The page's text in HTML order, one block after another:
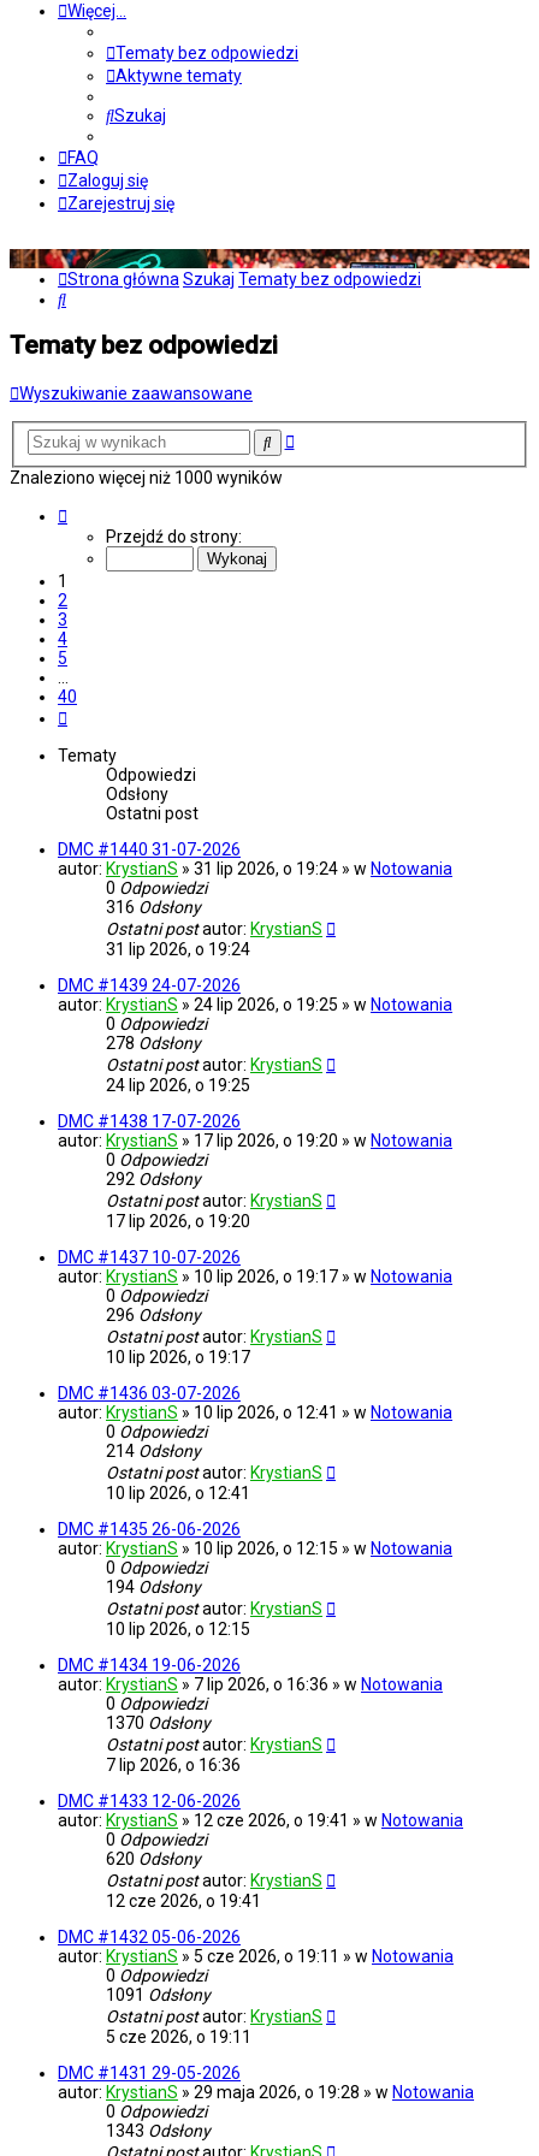
Więcej…
Tematy bez odpowiedzi
Aktywne tematy
Szukaj
FAQ
Zaloguj się
Zarejestruj się
Strona główna Szukaj Tematy bez odpowiedzi
Szukaj
Tematy bez odpowiedzi
Wyszukiwanie zaawansowane
SzukajWyszukiwanie
Znaleziono więcej niż 1000 wyników
Przejdź do strony:
1
2
3
4
5
…
40
Tematy
Odpowiedzi
Odsłony
Ostatni post
DMC #1440 31-07-2026
autor: KrystianS » 31 lip 2026, o 19:24 » w Notowania
0 Odpowiedzi
316 Odsłony
Ostatni postautor: KrystianS
31 lip 2026, o 19:24
DMC #1439 24-07-2026
autor: KrystianS » 24 lip 2026, o 19:25 » w Notowania
0 Odpowiedzi
278 Odsłony
Ostatni postautor: KrystianS
24 lip 2026, o 19:25
DMC #1438 17-07-2026
autor: KrystianS » 17 lip 2026, o 19:20 » w Notowania
0 Odpowiedzi
292 Odsłony
Ostatni postautor: KrystianS
17 lip 2026, o 19:20
DMC #1437 10-07-2026
autor: KrystianS » 10 lip 2026, o 19:17 » w Notowania
0 Odpowiedzi
296 Odsłony
Ostatni postautor: KrystianS
10 lip 2026, o 19:17
DMC #1436 03-07-2026
autor: KrystianS » 10 lip 2026, o 12:41 » w Notowania
0 Odpowiedzi
214 Odsłony
Ostatni postautor: KrystianS
10 lip 2026, o 12:41
DMC #1435 26-06-2026
autor: KrystianS » 10 lip 2026, o 12:15 » w Notowania
0 Odpowiedzi
194 Odsłony
Ostatni postautor: KrystianS
10 lip 2026, o 12:15
DMC #1434 19-06-2026
autor: KrystianS » 7 lip 2026, o 16:36 » w Notowania
0 Odpowiedzi
1370 Odsłony
Ostatni postautor: KrystianS
7 lip 2026, o 16:36
DMC #1433 12-06-2026
autor: KrystianS » 12 cze 2026, o 19:41 » w Notowania
0 Odpowiedzi
620 Odsłony
Ostatni postautor: KrystianS
12 cze 2026, o 19:41
DMC #1432 05-06-2026
autor: KrystianS » 5 cze 2026, o 19:11 » w Notowania
0 Odpowiedzi
1091 Odsłony
Ostatni postautor: KrystianS
5 cze 2026, o 19:11
DMC #1431 29-05-2026
autor: KrystianS » 29 maja 2026, o 19:28 » w Notowania
0 Odpowiedzi
1343 Odsłony